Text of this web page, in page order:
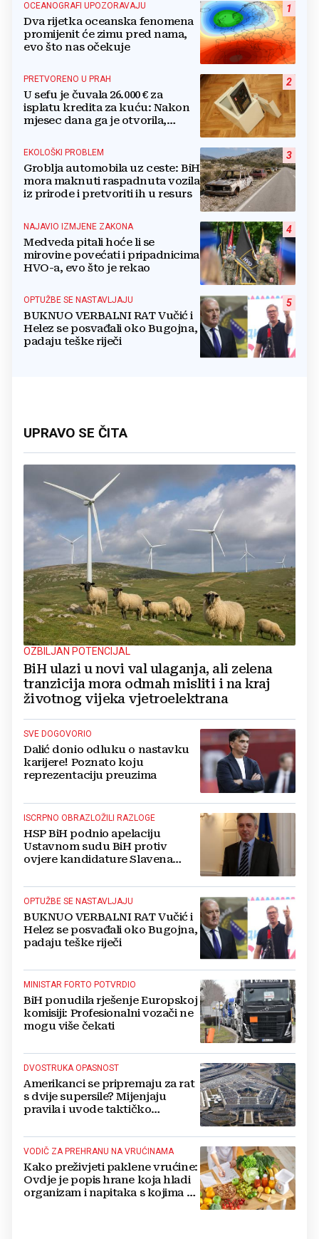
1
OCEANOGRAFI UPOZORAVAJU
Dva rijetka oceanska fenomena
promijenit će zimu pred nama,
evo što nas očekuje
2
PRETVORENO U PRAH
U sefu je čuvala 26.000 € za
isplatu kredita za kuću: Nakon
mjesec dana ga je otvorila,
3
EKOLOŠKI PROBLEM
Groblja automobila uz ceste: BiH
mora maknuti raspadnuta vozila
iz prirode i pretvoriti ih u resurs
4
NAJAVIO IZMJENE ZAKONA
Medveda pitali hoće li se
mirovine povećati i pripadnicima
HVO-a, evo što je rekao
5
OPTUŽBE SE NASTAVLJAJU
BUKNUO VERBALNI RAT Vučić i
Helez se posvađali oko Bugojna,
padaju teške riječi
UPRAVO SE ČITA
OZBILJAN POTENCIJAL
BiH ulazi u novi val ulaganja, ali zelena
tranzicija mora odmah misliti i na kraj
životnog vijeka vjetroelektrana
SVE DOGOVORIO
Dalić donio odluku o nastavku
karijere! Poznato koju
reprezentaciju preuzima
ISCRPNO OBRAZLOŽILI RAZLOGE
HSP BiH podnio apelaciju
Ustavnom sudu BiH protiv
ovjere kandidature Slavena
OPTUŽBE SE NASTAVLJAJU
BUKNUO VERBALNI RAT Vučić i
Helez se posvađali oko Bugojna,
padaju teške riječi
MINISTAR FORTO POTVRDIO
BiH ponudila rješenje Europskoj
komisiji: Profesionalni vozači ne
mogu više čekati
DVOSTRUKA OPASNOST
Amerikanci se pripremaju za rat
s dvije supersile? Mijenjaju
pravila i uvode taktičko
VODIČ ZA PREHRANU NA VRUĆINAMA
Kako preživjeti paklene vrućine:
Ovdje je popis hrane koja hladi
organizam i napitaka s kojima si